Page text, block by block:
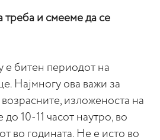
треба и смееме да се
е битен периодот на
Најмногу ова важи за
возрасните, изложеноста на
10-11 часот наутро, во
во годината. Не е исто во